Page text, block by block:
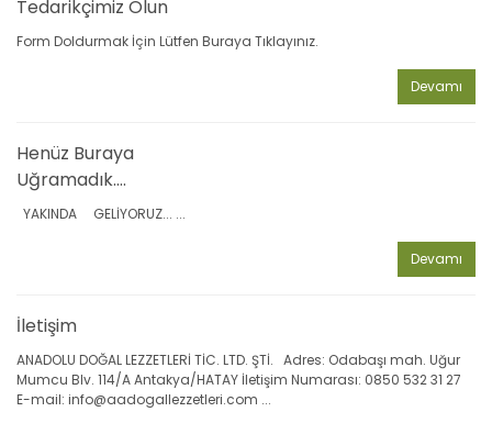
Tedarikçimiz Olun
Form Doldurmak İçin Lütfen Buraya Tıklayınız.
Devamı
Henüz Buraya
Uğramadık....
YAKINDA GELİYORUZ... ...
Devamı
İletişim
ANADOLU DOĞAL LEZZETLERİ TİC. LTD. ŞTİ. Adres: Odabaşı mah. Uğur
Mumcu Blv. 114/A Antakya/HATAY İletişim Numarası: 0850 532 31 27
E-mail: info@aadogallezzetleri.com ...